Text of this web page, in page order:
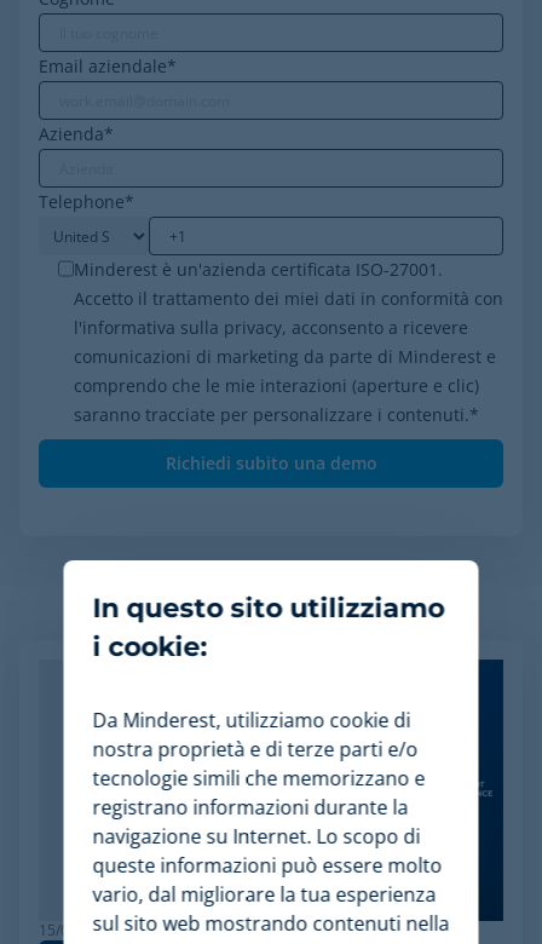
Email aziendale*
Azienda*
Telephone*
Minderest è un'azienda certificata ISO-27001.
Accetto il trattamento dei miei dati in conformità con
l'informativa sulla privacy, acconsento a ricevere
comunicazioni di marketing da parte di Minderest e
comprendo che le mie interazioni (aperture e clic)
saranno tracciate per personalizzare i contenuti.*
Articoli Relazionati
15/06/2026
In questo sito utilizziamo
i cookie:
Da Minderest, utilizziamo cookie di
nostra proprietà e di terze parti e/o
tecnologie simili che memorizzano e
registrano informazioni durante la
navigazione su Internet. Lo scopo di
queste informazioni può essere molto
vario, dal migliorare la tua esperienza
sul sito web mostrando contenuti nella